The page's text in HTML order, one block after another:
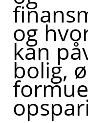
og
kan
bolig,